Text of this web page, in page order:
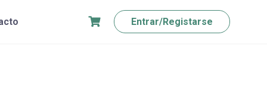
Entrar/Registarse